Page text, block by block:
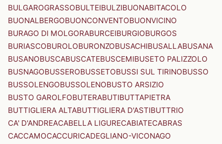
BULGAROGRASSOBULTEIBULZIBUONABITACOLO
BUONALBERGOBUONCONVENTOBUONVICINO
BURAGO DI MOLGORABURCEIBURGIOBURGOS
BURIASCOBUROLOBURONZOBUSACHIBUSALLABUSANA
BUSANOBUSCABUSCATEBUSCEMIBUSETO PALIZZOLO
BUSNAGOBUSSEROBUSSETOBUSSI SUL TIRINOBUSSO
BUSSOLENGOBUSSOLENOBUSTO ARSIZIO
BUSTO GAROLFOBUTERABUTIBUTTAPIETRA
BUTTIGLIERA ALTABUTTIGLIERA D'ASTIBUTTRIO
CA' D'ANDREACABELLA LIGURECABIATECABRAS
CACCAMOCACCURICADEGLIANO-VICONAGO